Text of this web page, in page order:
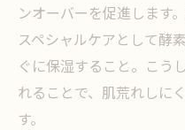
ンオーバーを促進します
スペシャルケアとして酵
ぐに保湿すること。こう
れることで、肌荒れしに
す。